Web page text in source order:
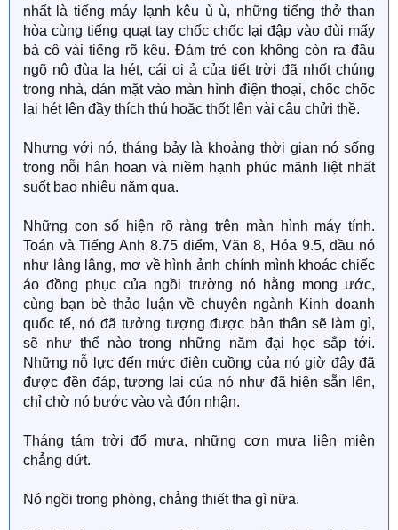
nhất là tiếng máy lạnh kêu ù ù, những tiếng thở than
hòa cùng tiếng quạt tay chốc chốc lại đập vào đùi mấy
bà cô vài tiếng rõ kêu. Đám trẻ con không còn ra đầu
ngõ nô đùa la hét, cái oi ả của tiết trời đã nhốt chúng
trong nhà, dán mặt vào màn hình điện thoại, chốc chốc
lại hét lên đầy thích thú hoặc thốt lên vài câu chửi thề.
Nhưng với nó, tháng bảy là khoảng thời gian nó sống
trong nỗi hân hoan và niềm hạnh phúc mãnh liệt nhất
suốt bao nhiêu năm qua.
Những con số hiện rõ ràng trên màn hình máy tính.
Toán và Tiếng Anh 8.75 điểm, Văn 8, Hóa 9.5, đầu nó
như lâng lâng, mơ về hình ảnh chính mình khoác chiếc
áo đồng phục của ngồi trường nó hằng mong ước,
cùng bạn bè thảo luận về chuyên ngành Kinh doanh
quốc tế, nó đã tưởng tượng được bản thân sẽ làm gì,
sẽ như thế nào trong những năm đại học sắp tới.
Những nỗ lực đến mức điên cuồng của nó giờ đây đã
được đền đáp, tương lai của nó như đã hiện sẵn lên,
chỉ chờ nó bước vào và đón nhận.
Tháng tám trời đổ mưa, những cơn mưa liên miên
chẳng dứt.
Nó ngồi trong phòng, chẳng thiết tha gì nữa.